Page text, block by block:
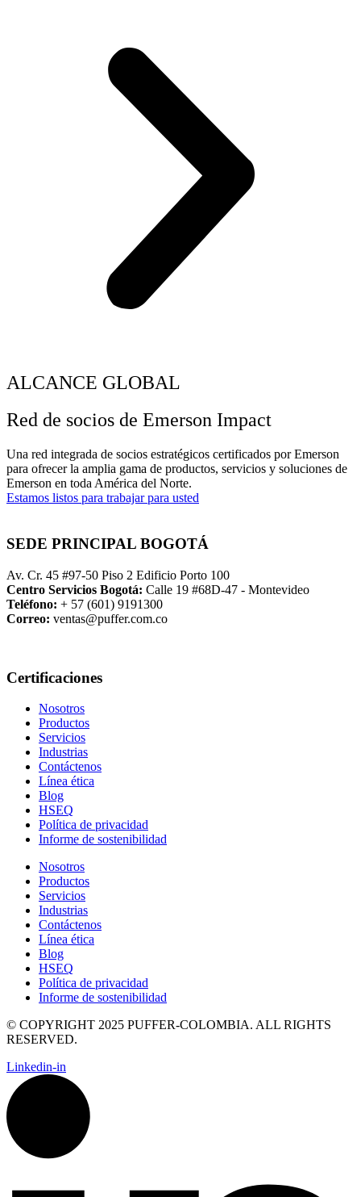
ALCANCE GLOBAL
Red de socios de Emerson Impact
Una red integrada de socios estratégicos certificados por Emerson
para ofrecer la amplia gama de productos, servicios y soluciones de
Emerson en toda América del Norte.
Estamos listos para trabajar para usted
SEDE PRINCIPAL BOGOTÁ
Av. Cr. 45 #97-50 Piso 2 Edificio Porto 100
Centro Servicios Bogotá: Calle 19 #68D-47 - Montevideo
Teléfono: + 57 (601) 9191300
Correo: ventas@puffer.com.co
Certificaciones
Nosotros
Productos
Servicios
Industrias
Contáctenos
Línea ética
Blog
HSEQ
Política de privacidad
Informe de sostenibilidad
Nosotros
Productos
Servicios
Industrias
Contáctenos
Línea ética
Blog
HSEQ
Política de privacidad
Informe de sostenibilidad
© COPYRIGHT 2025 PUFFER-COLOMBIA. ALL RIGHTS
RESERVED.
Linkedin-in